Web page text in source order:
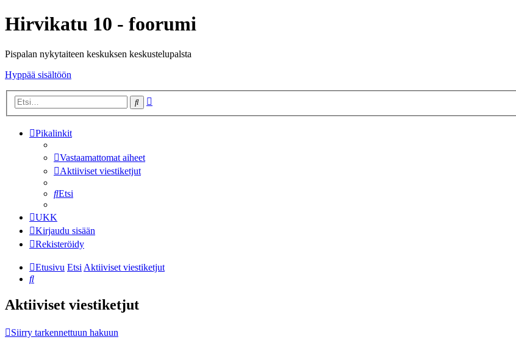
Hirvikatu 10 - foorumi
Pispalan nykytaiteen keskuksen keskustelupalsta
Hyppää sisältöön
Etsi
Pikalinkit
Vastaamattomat aiheet
Aktiiviset viestiketjut
Etsi
UKK
Kirjaudu sisään
Rekisteröidy
Etusivu EtsiAktiiviset viestiketjut
Etsi
Aktiiviset viestiketjut
Siirry tarkennettuun hakuun